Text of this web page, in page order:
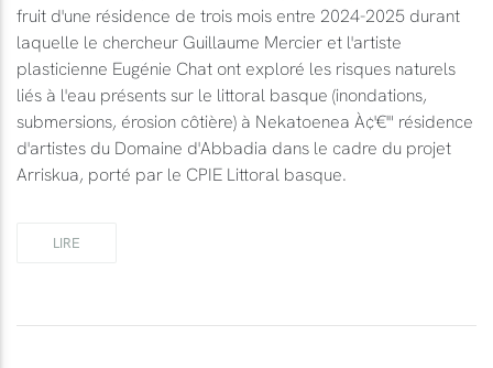
fruit d'une résidence de trois mois entre 2024-2025 durant
laquelle le chercheur Guillaume Mercier et l'artiste
plasticienne Eugénie Chat ont exploré les risques naturels
liés à l'eau présents sur le littoral basque (inondations,
submersions, érosion côtière) à Nekatoenea À¢'€'" résidence
d'artistes du Domaine d'Abbadia dans le cadre du projet
Arriskua, porté par le CPIE Littoral basque.
LIRE